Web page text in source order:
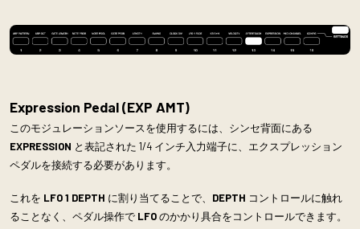
Expression Pedal (EXP AMT)
このモジュレーションソースを使用するには、シンセ背面にある
EXPRESSION と表記された 1/4 インチ入力端子に、エクスプレッション
ペダルを接続する必要があります。
これを LFO 1 DEPTH に割り当てることで、 DEPTH コントロールに触れ
ることなく、ペダル操作で LFOのかかり具合をコントロールできます。